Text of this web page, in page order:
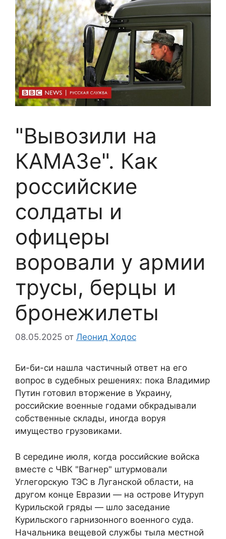
"Вывозили на
КАМАЗе". Как
российские
солдаты и
офицеры
воровали у армии
трусы, берцы и
бронежилеты
08.05.2025 от Леонид Ходос
Би-би-си нашла частичный ответ на его
вопрос в судебных решениях: пока Владимир
Путин готовил вторжение в Украину,
российские военные годами обкрадывали
собственные склады, иногда воруя
имущество грузовиками.
В середине июля, когда российские войска
вместе с ЧВК "Вагнер" штурмовали
Углегорскую ТЭС в Луганской области, на
другом конце Евразии — на острове Итуруп
Курильской гряды — шло заседание
Курильского гарнизонного военного суда.
Начальника вещевой службы тыла местной